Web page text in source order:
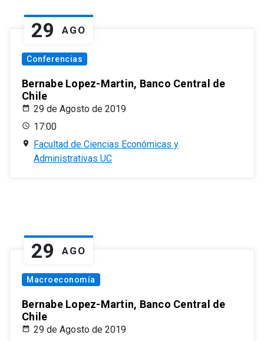
29 AGO
Conferencias
Bernabe Lopez-Martin, Banco Central de
Chile
29 de Agosto de 2019
17:00
Facultad de Ciencias Económicas y
Administrativas UC
29 AGO
Macroeconomía
Bernabe Lopez-Martin, Banco Central de
Chile
29 de Agosto de 2019